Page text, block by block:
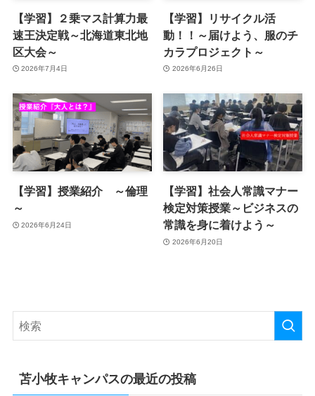
【学習】２乗マス計算力最
速王決定戦～北海道東北地
区大会～
2026年7月4日
【学習】リサイクル活
動！！～届けよう、服のチ
カラプロジェクト～
2026年6月26日
【学習】授業紹介 ～倫理
～
2026年6月24日
【学習】社会人常識マナー
検定対策授業～ビジネスの
常識を身に着けよう～
2026年6月20日
苫小牧キャンパスの最近の投稿